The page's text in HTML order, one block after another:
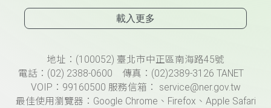
載入更多
頁尾資訊地址：(100052) 臺北市中正區南海路45號
電話：(02) 2388-0600 傳真：(02)2389-3126 TANET
VOIP：99160500 服務信箱： service@ner.gov.tw
最佳使用瀏覽器：Google Chrome、Firefox、Apple Safari